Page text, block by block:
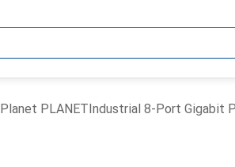
Planet PLANETIndustrial 8-Port Gigabit